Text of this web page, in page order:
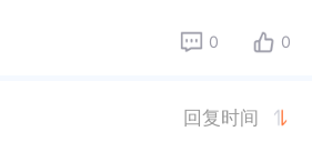
0 0
回复时间